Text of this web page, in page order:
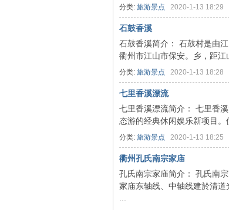
分类: 旅游景点 2020-1-13 18:29
石鼓香溪
石鼓香溪简介： 石鼓村是由
衢州市江山市保安。乡，距江
分类: 旅游景点 2020-1-13 18:28
七里香溪漂流
七里香溪漂流简介： 七里香
态游的经典休闲娱乐新项目。
分类: 旅游景点 2020-1-13 18:25
衢州孔氏南宗家庙
孔氏南宗家庙简介： 孔氏南
家庙东轴线、中轴线建於清